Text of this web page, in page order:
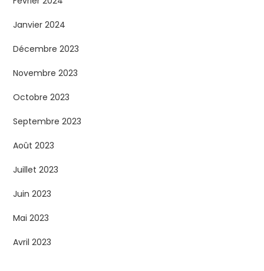
Janvier 2024
Décembre 2023
Novembre 2023
Octobre 2023
Septembre 2023
Août 2023
Juillet 2023
Juin 2023
Mai 2023
Avril 2023